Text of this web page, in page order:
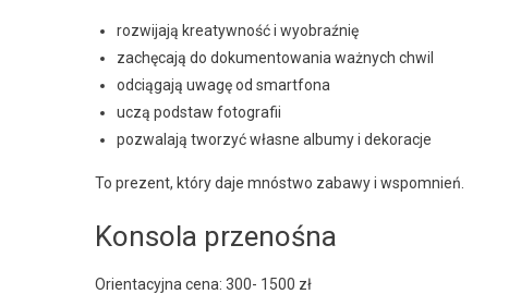
rozwijają kreatywność i wyobraźnię
zachęcają do dokumentowania ważnych chwil
odciągają uwagę od smartfona
uczą podstaw fotografii
pozwalają tworzyć własne albumy i dekoracje
To prezent, który daje mnóstwo zabawy i wspomnień.
Konsola przenośna
Orientacyjna cena: 300- 1500 zł